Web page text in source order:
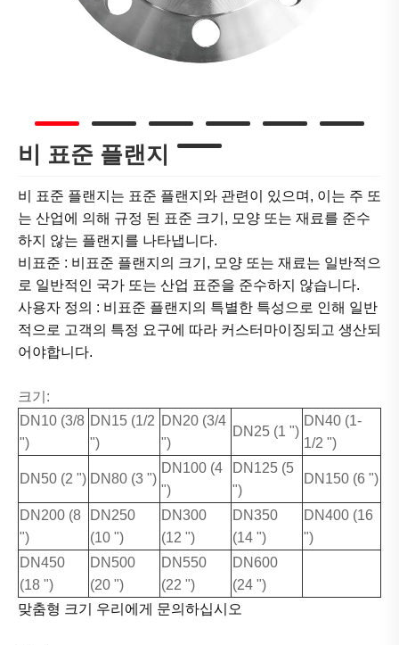
비 표준 플랜지
비 표준 플랜지는 표준 플랜지와 관련이 있으며, 이는 주 또
는 산업에 의해 규정 된 표준 크기, 모양 또는 재료를 준수
하지 않는 플랜지를 나타냅니다.
비표준 : 비표준 플랜지의 크기, 모양 또는 재료는 일반적으
로 일반적인 국가 또는 산업 표준을 준수하지 않습니다.
사용자 정의 : 비표준 플랜지의 특별한 특성으로 인해 일반
적으로 고객의 특정 요구에 따라 커스터마이징되고 생산되
어야합니다.
크기:
DN10 (3/8
")
DN15 (1/2
")
DN20 (3/4
")
DN25 (1 ")
DN40 (1-
1/2 ")
DN50 (2 ") DN80 (3 ")
DN100 (4
")
DN125 (5
")
DN150 (6 ")
DN200 (8
")
DN250
(10 ")
DN300
(12 ")
DN350
(14 ")
DN400 (16
")
DN450
(18 ")
DN500
(20 ")
DN550
(22 ")
DN600
(24 ")
맞춤형 크기 우리에게 문의하십시오